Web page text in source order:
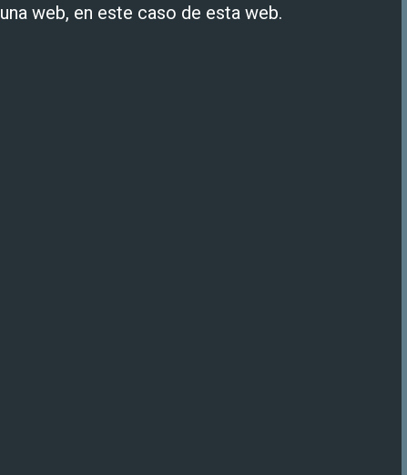
web, en este caso de esta web.